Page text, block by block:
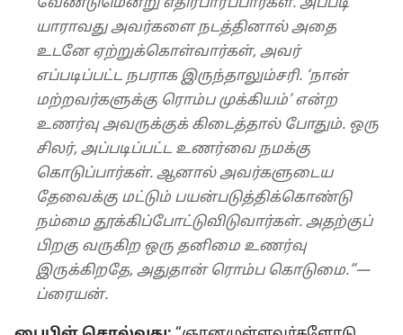
யாராவது அவர்களை நடத்தினால் அதை
உடனே ஏற்றுக்கொள்வார்கள், அவர்
எப்படிப்பட்ட நபராக இருந்தாலும்சரி. ‘நான்
மற்றவர்களுக்கு ரொம்ப முக்கியம்’ என்ற
உணர்வு அவருக்குக் கிடைத்தால் போதும். ஒரு
சிலர், அப்படிப்பட்ட உணர்வை நமக்கு
கொடுப்பார்கள். ஆனால் அவர்களுடைய
தேவைக்கு மட்டும் பயன்படுத்திக்கொண்டு
நம்மை தூக்கிப்போட்டுவிடுவார்கள். அதற்குப்
பிறகு வருகிற ஒரு தனிமை உணர்வு
இருக்கிறதே, அதுதான் ரொம்ப கொடுமை.”—
ப்ரையன்.